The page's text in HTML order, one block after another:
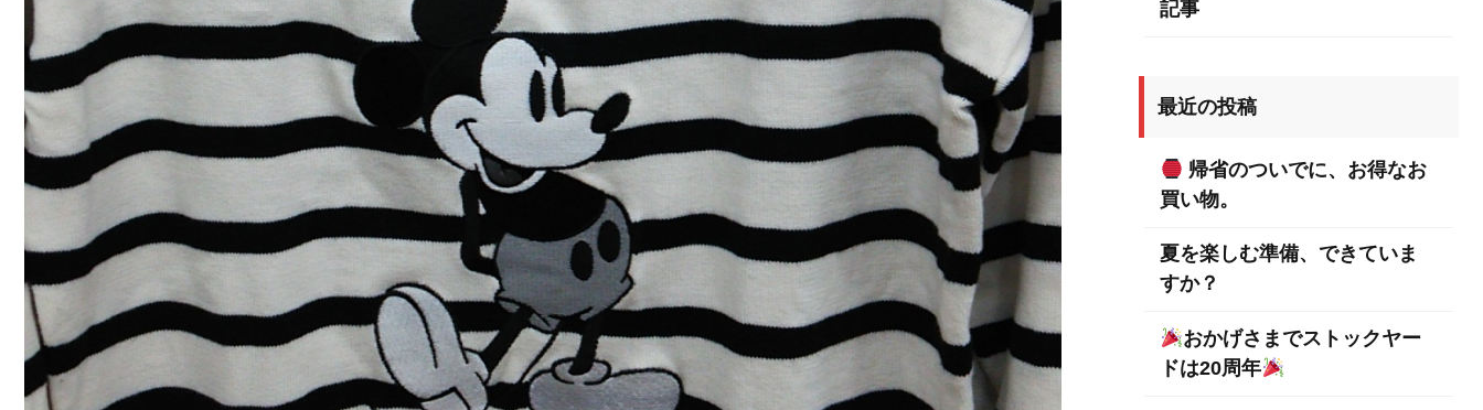
記事
最近の投稿
帰省のついでに、お得なお
買い物。
夏を楽しむ準備、できていま
すか？
おかげさまでストックヤー
ドは20周年